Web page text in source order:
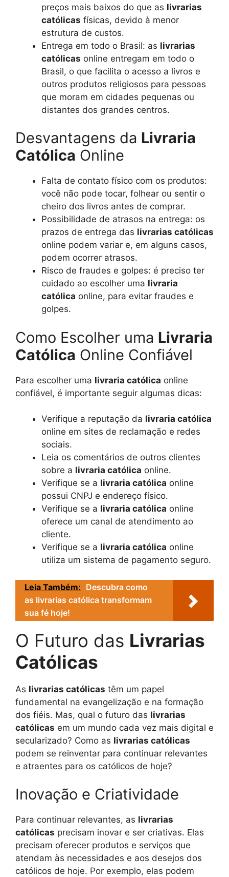
preços mais baixos do que as livrarias
católicas físicas, devido à menor
estrutura de custos.
Entrega em todo o Brasil: as livrarias
católicas online entregam em todo o
Brasil, o que facilita o acesso a livros e
outros produtos religiosos para pessoas
que moram em cidades pequenas ou
distantes dos grandes centros.
Desvantagens da Livraria
Católica Online
Falta de contato físico com os produtos:
você não pode tocar, folhear ou sentir o
cheiro dos livros antes de comprar.
Possibilidade de atrasos na entrega: os
prazos de entrega das livrarias católicas
online podem variar e, em alguns casos,
podem ocorrer atrasos.
Risco de fraudes e golpes: é preciso ter
cuidado ao escolher uma livraria
católica online, para evitar fraudes e
golpes.
Como Escolher uma Livraria
Católica Online Confiável
Para escolher uma livraria católica online
confiável, é importante seguir algumas dicas:
Verifique a reputação da livraria católica
online em sites de reclamação e redes
sociais.
Leia os comentários de outros clientes
sobre a livraria católica online.
Verifique se a livraria católica online
possui CNPJ e endereço físico.
Verifique se a livraria católica online
oferece um canal de atendimento ao
cliente.
Verifique se a livraria católica online
utiliza um sistema de pagamento seguro.
Leia Também: Descubra como
as livrarias católica transformam
sua fé hoje!
O Futuro das Livrarias
Católicas
As livrarias católicas têm um papel
fundamental na evangelização e na formação
dos fiéis. Mas, qual o futuro das livrarias
católicas em um mundo cada vez mais digital e
secularizado? Como as livrarias católicas
podem se reinventar para continuar relevantes
e atraentes para os católicos de hoje?
Inovação e Criatividade
Para continuar relevantes, as livrarias
católicas precisam inovar e ser criativas. Elas
precisam oferecer produtos e serviços que
atendam às necessidades e aos desejos dos
católicos de hoje. Por exemplo, elas podem